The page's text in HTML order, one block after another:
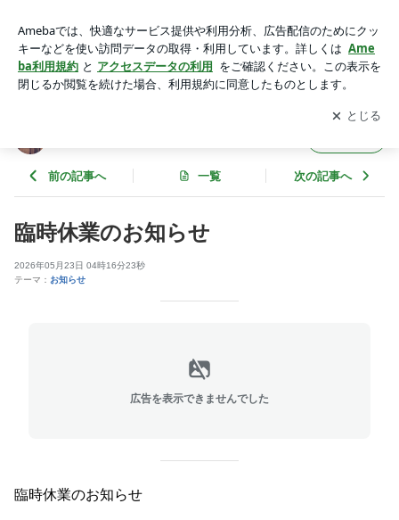
アプリをダウンロードして ブログの更新通知
を受け取りまし
ょう。
開く
前の記事へ 一覧 次の記事へ
臨時休業のお知らせ
2026年05月23日 04時16分23秒
テーマ： お知らせ
広告を表示できませんでした
臨時休業のお知らせ